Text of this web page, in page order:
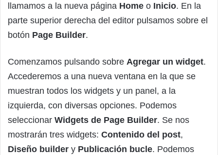
llamamos a la nueva página Home o Inicio. En la
parte superior derecha del editor pulsamos sobre el
botón Page Builder.
Comenzamos pulsando sobre Agregar un widget.
Accederemos a una nueva ventana en la que se
muestran todos los widgets y un panel, a la
izquierda, con diversas opciones. Podemos
seleccionar Widgets de Page Builder. Se nos
mostrarán tres widgets: Contenido del post,
Diseño builder y Publicación bucle. Podemos